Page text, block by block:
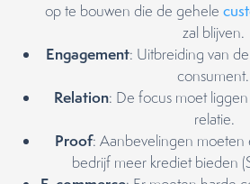
op te bouwen die de gehele
zal blijven.
Engagement: Uitbreiding van
consument.
Relation: De focus moet
relatie.
Proof: Aanbevelingen
bedrijf meer krediet bieden